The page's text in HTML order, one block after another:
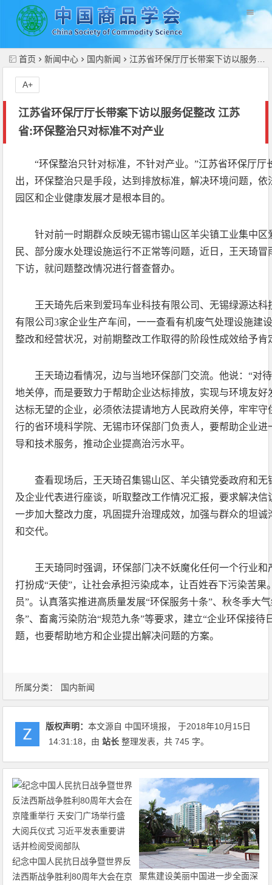
首页 新闻中心 国内新闻 江苏省环保厅厅长带案下访以服务促整改 江苏省:环保整治只对标准不对产业
江苏省环保厅厅长带案下访以服务促整改 江苏
省:环保整治只对标准不对产业
A+
所属分类： 国内新闻
“环保整治只针对标准，不针对产业。”江苏省环保厅厅
出，环保整治只是手段，达到排放标准，解决环境问题，
园区和企业健康发展才是根本目的。
针对前一时期群众反映无锡市锡山区羊尖镇工业集中
民、部分废水处理设施运行不正常等问题，近日，王天琦
下访，就问题整改情况进行督查督办。
王天琦先后来到爱玛车业科技有限公司、无锡绿源达
有限公司3家企业生产车间，一一查看有机废气处理设施建
整改和经营状况，对前期整改工作取得的阶段性成效给予肯
王天琦边看情况，边与当地环保部门交流。他说：“对
地关停，而是要致力于帮助企业达标排放，实现与环境友
达标无望的企业，必须依法提请地方人民政府关停，牢牢守
行的省环境科学院、无锡市环保部门负责人，要帮助企业
导和技术服务，推动企业提高治污水平。
查看现场后，王天琦召集锡山区、羊尖镇党委政府和
及企业代表进行座谈，听取整改工作情况汇报，要求解决
一步加大整改力度，巩固提升治理成效，加强与群众的坦
和交代。
王天琦同时强调，环保部门决不妖魔化任何一个行业和
打扮成“天使”，让社会承担污染成本，让百姓吞下污染苦果
员”。认真落实推进高质量发展“环保服务十条”、秋冬季大
条”、畜禽污染防治“规范九条”等要求，建立“企业环保接待
题，也要帮助地方和企业提出解决问题的方案。
版权声明：本文源自 中国环境报， 于2018年10月15日
14:31:18，由站长 整理发表，共 745 字。
纪念中国人民抗日战争暨世界反
法西斯战争胜利80周年大会在京
聚焦建设美丽中国进一步全面深